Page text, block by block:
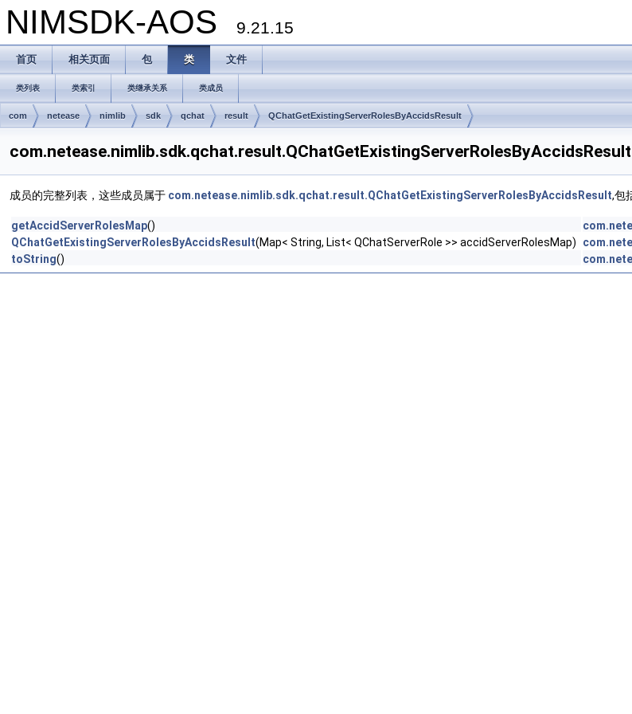
NIMSDK-AOS 9.21.15
首页 相关页面 包 类 文件
类列表 类索引 类继承关系 类成员
com netease nimlib sdk qchat result QChatGetExistingServerRolesByAccidsResult
成员的完整列表，这些成员属于 com.netease.nimlib.sdk.qchat.result.QChatGetExistingServerRolesByAccidsResult,包
getAccidServerRolesMap()
QChatGetExistingServerRolesByAccidsResult(Map< String, List< QChatServerRole >> accidServerRolesMap)
toString()